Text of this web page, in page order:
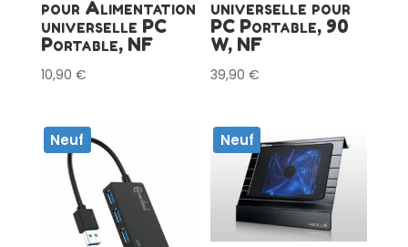
pour Alimentation
universelle PC
Portable, NF
10,90 €
universelle pour
PC Portable, 90
W, NF
39,90€
Neuf Neuf